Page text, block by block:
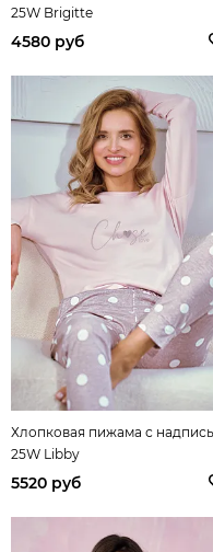
25W Brigitte
4580 руб
Хлопковая пижама с
25W Libby
5520 руб